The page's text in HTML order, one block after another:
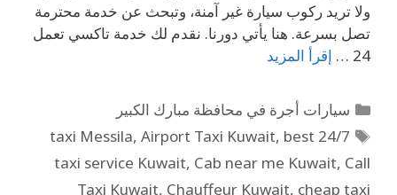
ولا تريد ركوب سيارة غير آمنة، وتبحث عن خدمة محترمة
تصل بسرعة. هنا يأتي دورنا. نقدم لك خدمة تاكسي تعمل
24 …
إقرأ المزيد
سيارات أجرة في محافظة مبارك الكبير
24/7 taxi Messila
, Airport Taxi Kuwait, best
taxi service Kuwait, Cab near me Kuwait, Call
Taxi Kuwait, Chauffeur Kuwait, cheap taxi